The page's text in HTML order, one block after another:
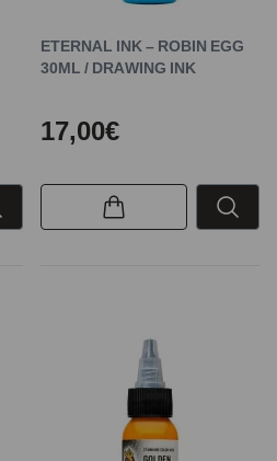
ETERNAL INK – ROBIN EGG
30ML / DRAWING INK
17,00€